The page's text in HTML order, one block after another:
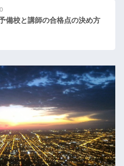
備校と講師の合格点の決め方